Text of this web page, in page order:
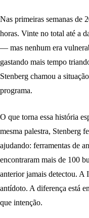
Nas primeiras semanas de
horas. Vinte no total até a
— mas nenhum era
gastando mais tempo
Stenberg chamou a
programa.
O que torna essa história
mesma palestra, Stenberg
ajudando: ferramentas de
encontraram mais de 100
anterior jamais detectou. A
antídoto. A diferença está
que intenção.